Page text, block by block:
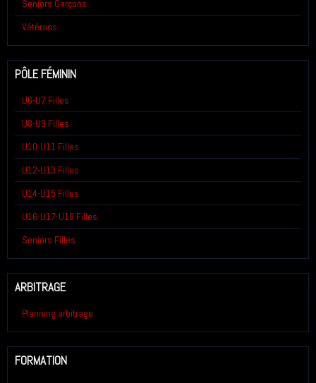
Seniors Garçons
Vétérans
PÔLE FÉMININ
U6-U7 Filles
U8-U9 Filles
U10-U11 Filles
U12-U13 Filles
U14-U15 Filles
U16-U17-U18 Filles
Seniors Filles
ARBITRAGE
Planning arbitrage
FORMATION